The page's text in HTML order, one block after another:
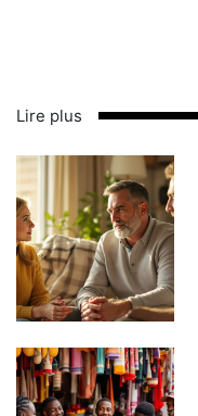
Lire plus